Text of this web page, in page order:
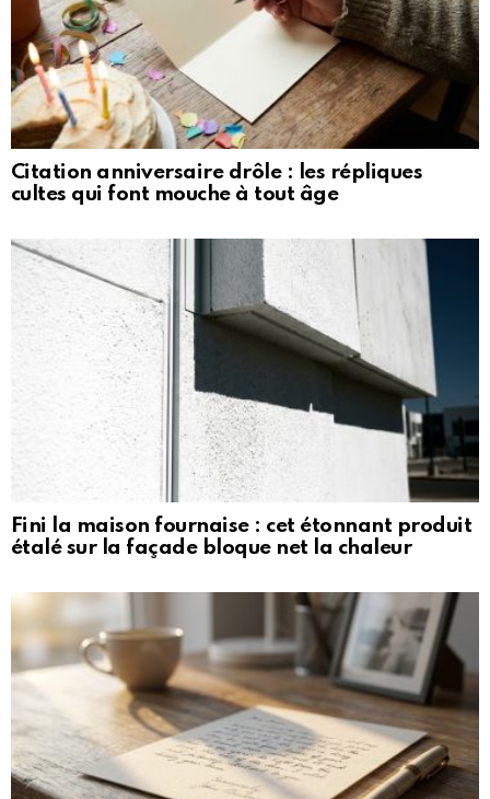
Citation anniversaire drôle : les répliques
cultes qui font mouche à tout âge
Fini la maison fournaise : cet étonnant produit
étalé sur la façade bloque net la chaleur